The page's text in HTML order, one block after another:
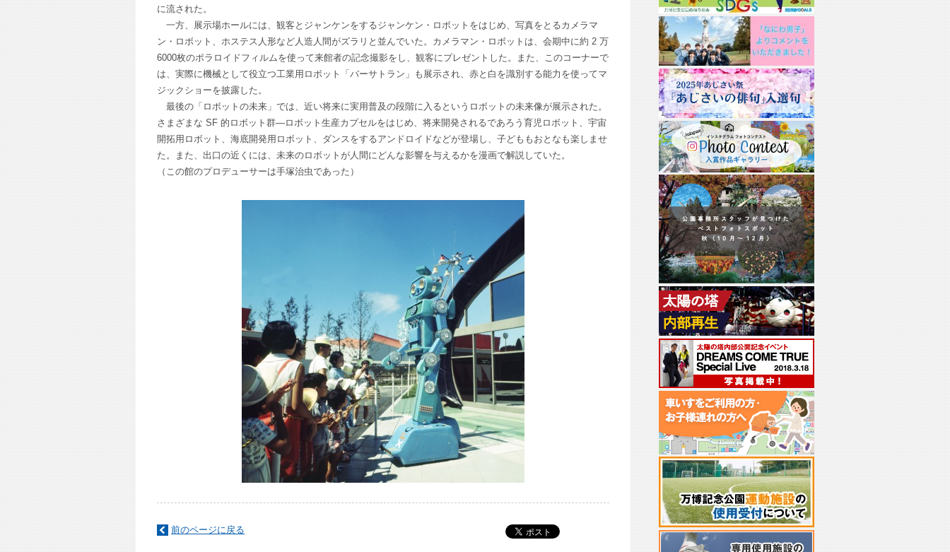
に流された。
一方、展示場ホールには、観客とジャンケンをするジャンケン・ロボットをはじめ、写真をとるカメラマ
ン・ロボット、ホステス人形など人造人間がズラリと並んでいた。カメラマン・ロボットは、会期中に約 2 万
6000枚のポラロイドフィルムを使って来館者の記念撮影をし、観客にプレゼントした。また、このコーナーで
は、実際に機械として役立つ工業用ロボット「バーサトラン」も展示され、赤と白を識別する能力を使ってマ
ジックショーを披露した。
最後の「ロボットの未来」では、近い将来に実用普及の段階に入るというロボットの未来像が展示された。
さまざまな SF 的ロボット群―ロボット生産カプセルをはじめ、将来開発されるであろう育児ロボット、宇宙
開拓用ロボット、海底開発用ロボット、ダンスをするアンドロイドなどが登場し、子どももおとなも楽しませ
た。また、出口の近くには、未来のロボットが人間にどんな影響を与えるかを漫画で解説していた。
（この館のプロデューサーは手塚治虫であった）
前のページに戻る